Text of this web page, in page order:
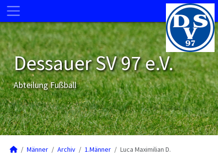
Dessauer SV 97 e.V.
Abteilung Fußball
Männer Archiv 1.Männer Luca Maximilian D.